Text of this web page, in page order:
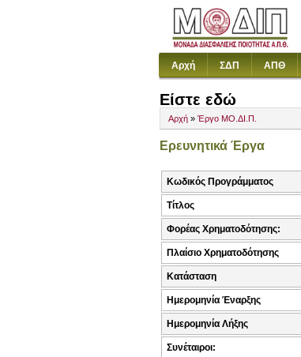
Αρχή ΣΔΠ ΑΠΘ
Είστε εδώ
Αρχή » Έργο ΜΟ.ΔΙ.Π.
Ερευνητικά Έργα
Κωδικός Προγράμματος
Τίτλος
Φορέας Χρηματοδότησης:
Πλαίσιο Χρηματοδότησης
Κατάσταση
Ημερομηνία Έναρξης
Ημερομηνία Λήξης
Συνέταιροι: